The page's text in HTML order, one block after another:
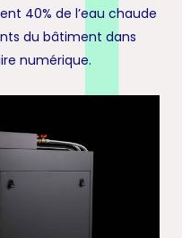
40% de l’eau chaude
du bâtiment dans
numérique.